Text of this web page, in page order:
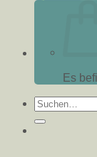
Es
Suche
nach: